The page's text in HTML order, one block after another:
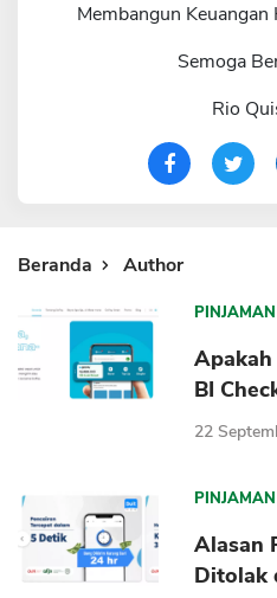
Membangun Keuangan
Semoga
Rio
Beranda Author
BI
22
Alasan
Ditolak